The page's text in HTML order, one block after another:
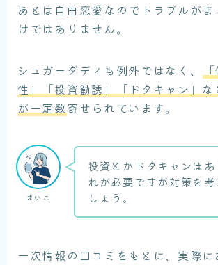
あとは自由恋愛なのでトラブルが
けではありません。
シュガーダディも例外ではなく、
性」「投資勧誘」「ドタキャン」
が一定数寄せられています。
まいこ
投資とかドタキャンは
れが必要ですが対策を考
しょう。
一次情報の口コミをもとに、実際